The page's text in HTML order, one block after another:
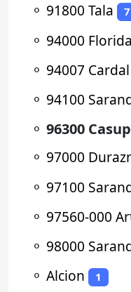
⚬ 91800 Tala 7
⚬ 94000 Florida
⚬ 94007 Cardal
⚬ 94100
⚬ 96300
⚬ 97000
⚬ 97100
⚬ 97560-000
⚬ 98000
⚬ Alcion 1